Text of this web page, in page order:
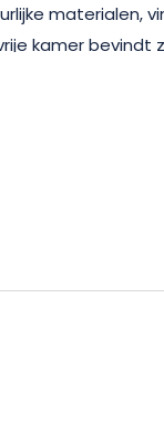
materialen,
kamer bevindt
eeuwse schuur
m², een
uitgeruste
Époque.
door
helemaal
over